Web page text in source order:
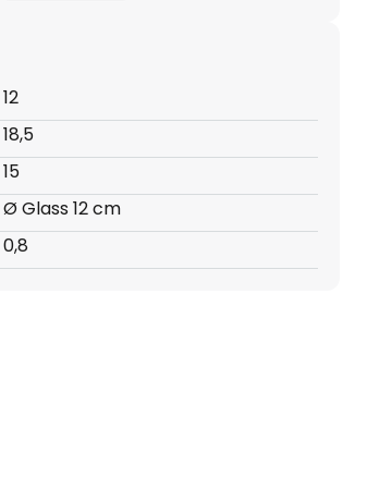
12
18,5
15
Ø Glass 12 cm
0,8